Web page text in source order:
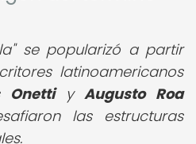
se popularizó a partir
latinoamericanos
OnettiyAugusto Roa
las estructuras